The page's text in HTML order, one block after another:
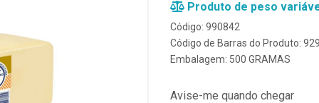
Produto de peso
Código: 990842
Código de Barras do Produto:
Embalagem: 500 GRAMAS
Avise-me quando chegar